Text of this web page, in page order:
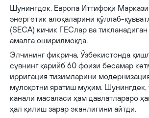
Шунингдек, Европа Иттифоқи
энергетик алоқаларини қўллаб-
(SECA) кичик ГЕСлар ва
амалга оширилмоқда.
Элчининг фикрича, Ўзбекистонда
сувнинг қарийб 60 фоизи бесамар
ирригация тизимларини
мулоқотни яратиш муҳим. Шунингдек,
канали масаласи ҳам давлатлараро
ҳал қилиш зарар эканлигини айтди.